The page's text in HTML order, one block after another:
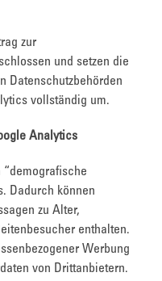
zur
und setzen die
Datenschutzbehörden
vollständig um.
Analytics
“demografische
Dadurch können
zu Alter,
enthalten.
Werbung
von Drittanbietern.